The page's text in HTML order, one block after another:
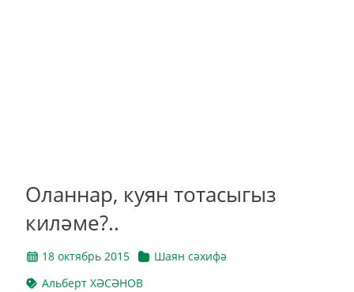
Оланнар, куян тотасыгыз
киләме?..
18 октябрь 2015
Шаян сәхифә
Альберт ХӘСӘНОВ